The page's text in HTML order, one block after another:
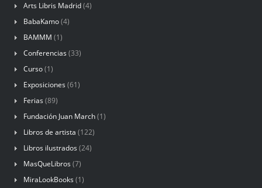
Arts Libris Madrid(4)
BabaKamo(4)
BAMMM (1)
Conferencias (33)
Curso(1)
Exposiciones (61)
Ferias (89)
Fundación Juan March(1)
Libros de artista (122)
Libros ilustrados (24)
MasQueLibros (7)
MiraLookBooks (1)